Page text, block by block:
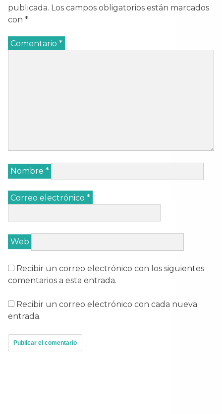
publicada. Los campos obligatorios están marcados
con *
Comentario *
Nombre *
Correo electrónico *
Web
Recibir un correo electrónico con los siguientes
comentarios a esta entrada.
Recibir un correo electrónico con cada nueva
entrada.